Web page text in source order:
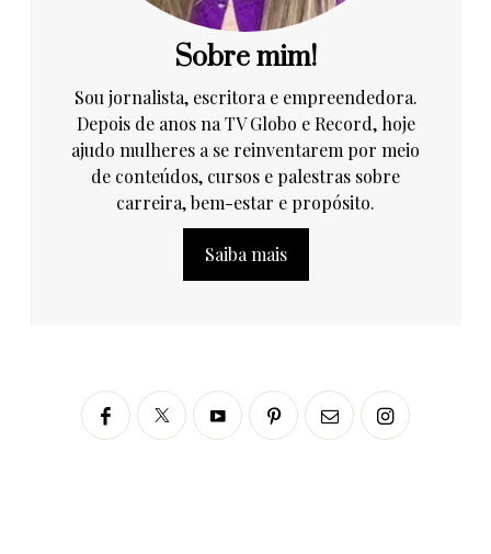
Sobre mim!
Sou jornalista, escritora e empreendedora.
Depois de anos na TV Globo e Record, hoje
ajudo mulheres a se reinventarem por meio
de conteúdos, cursos e palestras sobre
carreira, bem-estar e propósito.
Saiba mais